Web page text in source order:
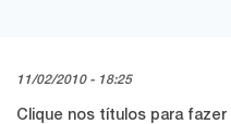
11/02/2010 - 18:25
Clique nos títulos para